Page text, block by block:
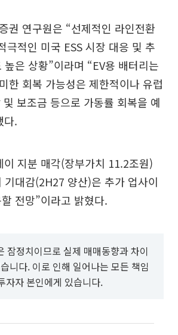
권 연구원은 “선제적인 라인전환
극적인 미국 ESS 시장 대응 및 추
은 상황”이라며 “EV용 배터리는
한 회복 가능성은 제한적이나 유럽
보조금 등으로 가동률 회복을 예
다.
이 지분 매각(장부가치 11.2조원)
기대감(2H27 양산)은 추가 업사이
전망”이라고 밝혔다.
잠정치이므로 실제 매매동향과 차이
니다. 이로 인해 일어나는 모든 책임
자자 본인에게 있습니다.